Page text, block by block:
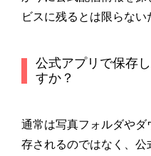
ビスに残るとは限らな
公式アプリで保存
すか？
通常は写真フォルダやダ
存されるのではなく、